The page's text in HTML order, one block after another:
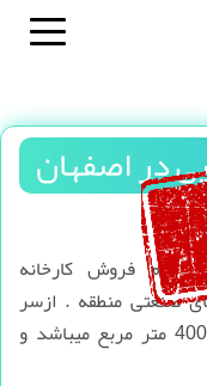
در اصفهان
فروش کارخانه
صنعتی منطقه . ازسر
کنجکاوی لطفا مزاحم نشوید. متراژ کل 4000 متر مربع میباشد و